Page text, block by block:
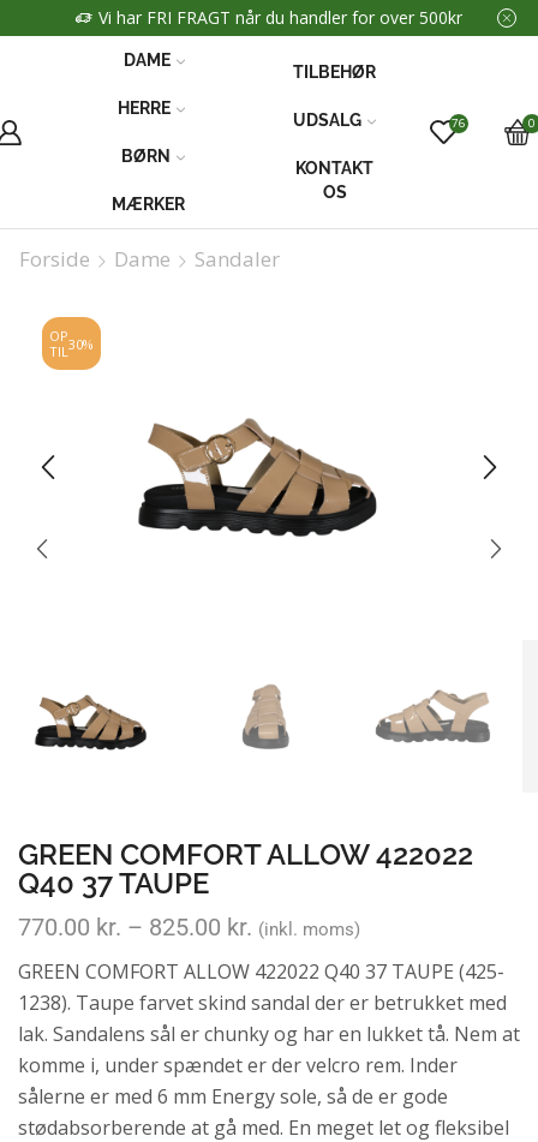
Vi har FRI FRAGT når du handler for over 500kr
DAME
HERRE
BØRN
MÆRKER
TILBEHØR
UDSALG
KONTAKT
OS
76 0
Forside Dame Sandaler
OP
TIL30%
GREEN COMFORT ALLOW 422022
Q40 37 TAUPE
770.00 kr. – 825.00 kr. (inkl. moms)
GREEN COMFORT ALLOW 422022 Q40 37 TAUPE (425-
1238). Taupe farvet skind sandal der er betrukket med
lak. Sandalens sål er chunky og har en lukket tå. Nem at
komme i, under spændet er der velcro rem. Inder
sålerne er med 6 mm Energy sole, så de er gode
stødabsorberende at gå med. En meget let og fleksibel